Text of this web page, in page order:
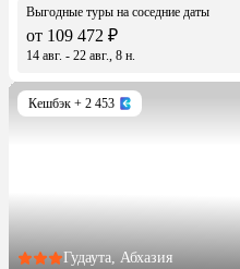
Выгодные туры на соседние даты
от 109 472 ₽
14 авг. - 22 авг., 8 н.
Кешбэк + 2 453
Гудаута, Абхазия